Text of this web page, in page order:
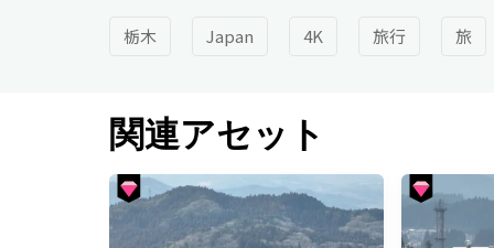
栃木 Japan 4K 旅行 旅
関連アセット